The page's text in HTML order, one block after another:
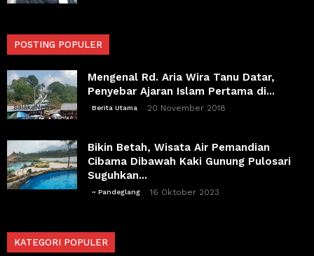
POSTING POPULER
Mengenal Rd. Aria Wira Tanu Datar,
Penyebar Ajaran Islam Pertama di...
Berita Utama 20 November 2018
Bikin Betah, Wisata Air Pemandian
Cibama Dibawah Kaki Gunung Pulosari
Suguhkan...
~ Pandeglang 16 Oktober 2023
KATEGORI POPULER